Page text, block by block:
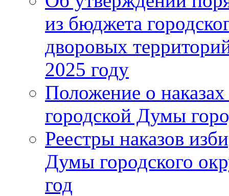
из бюджета
дворовых
2025 году
Положение о
городской Думы
Реестры наказов
Думы городского
год